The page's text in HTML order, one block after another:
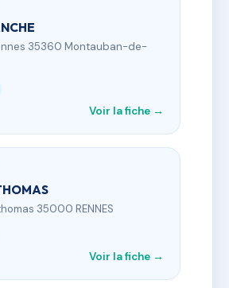
35360 Montauban-de-
Voir la fiche →
35000 RENNES
Voir la fiche →